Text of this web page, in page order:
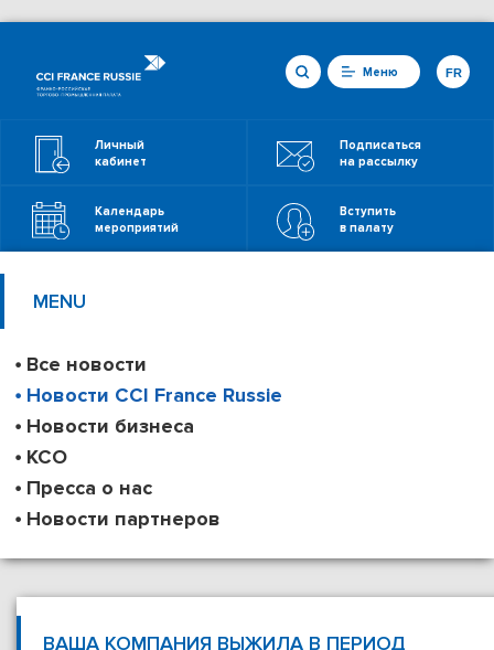
Меню
Личный
кабинет
Подписаться
на рассылку
Календарь
мероприятий
Вступить
в палату
FR
MENU
Все новости
Новости CCI France Russie
Новости бизнеса
КСО
Пресса о нас
Новости партнеров
ВАША КОМПАНИЯ ВЫЖИЛА В ПЕРИОД